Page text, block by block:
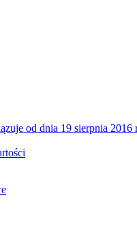
od dnia 19 sierpnia 2016